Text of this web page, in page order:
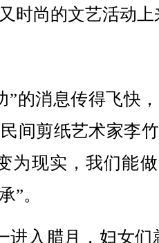
时尚的文艺活动上
消息传得飞快
间剪纸艺术家李
为现实，我们能
”。
入腊月，妇女们